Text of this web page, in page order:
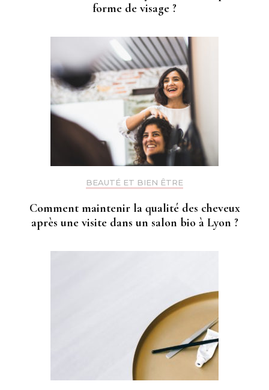
forme de visage ?
BEAUTÉ ET BIEN ÊTRE
Comment maintenir la qualité des cheveux
après une visite dans un salon bio à Lyon ?